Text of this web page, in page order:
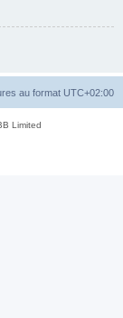
au format UTC+02:00
Limited